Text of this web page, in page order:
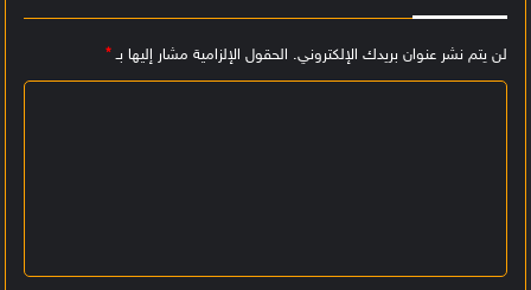
لن يتم نشر عنوان بريدك الإلكتروني. الحقول الإلزامية مشار إليها بـ*
ي